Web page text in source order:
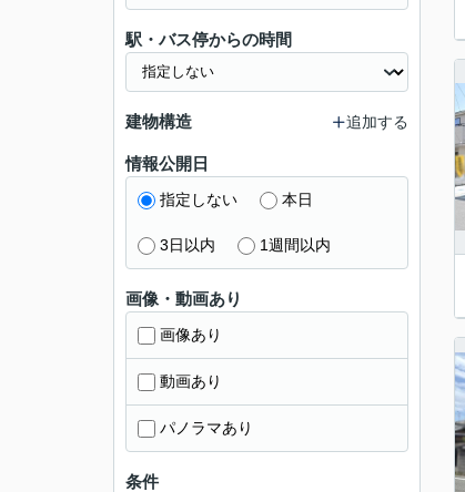
駅・バス停からの時間
建物構造 追加する
情報公開日
指定しない 本日
3日以内 1週間以内
画像・動画あり
画像あり
動画あり
パノラマあり
条件